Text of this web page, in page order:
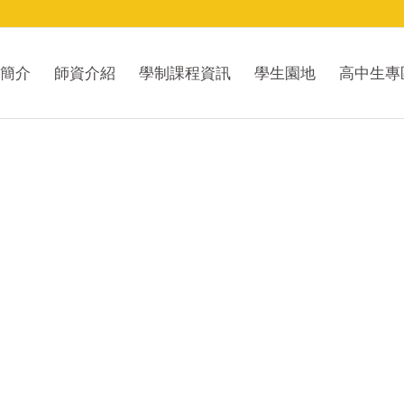
介 師資介紹 學制課程資訊 學生園地 高中生